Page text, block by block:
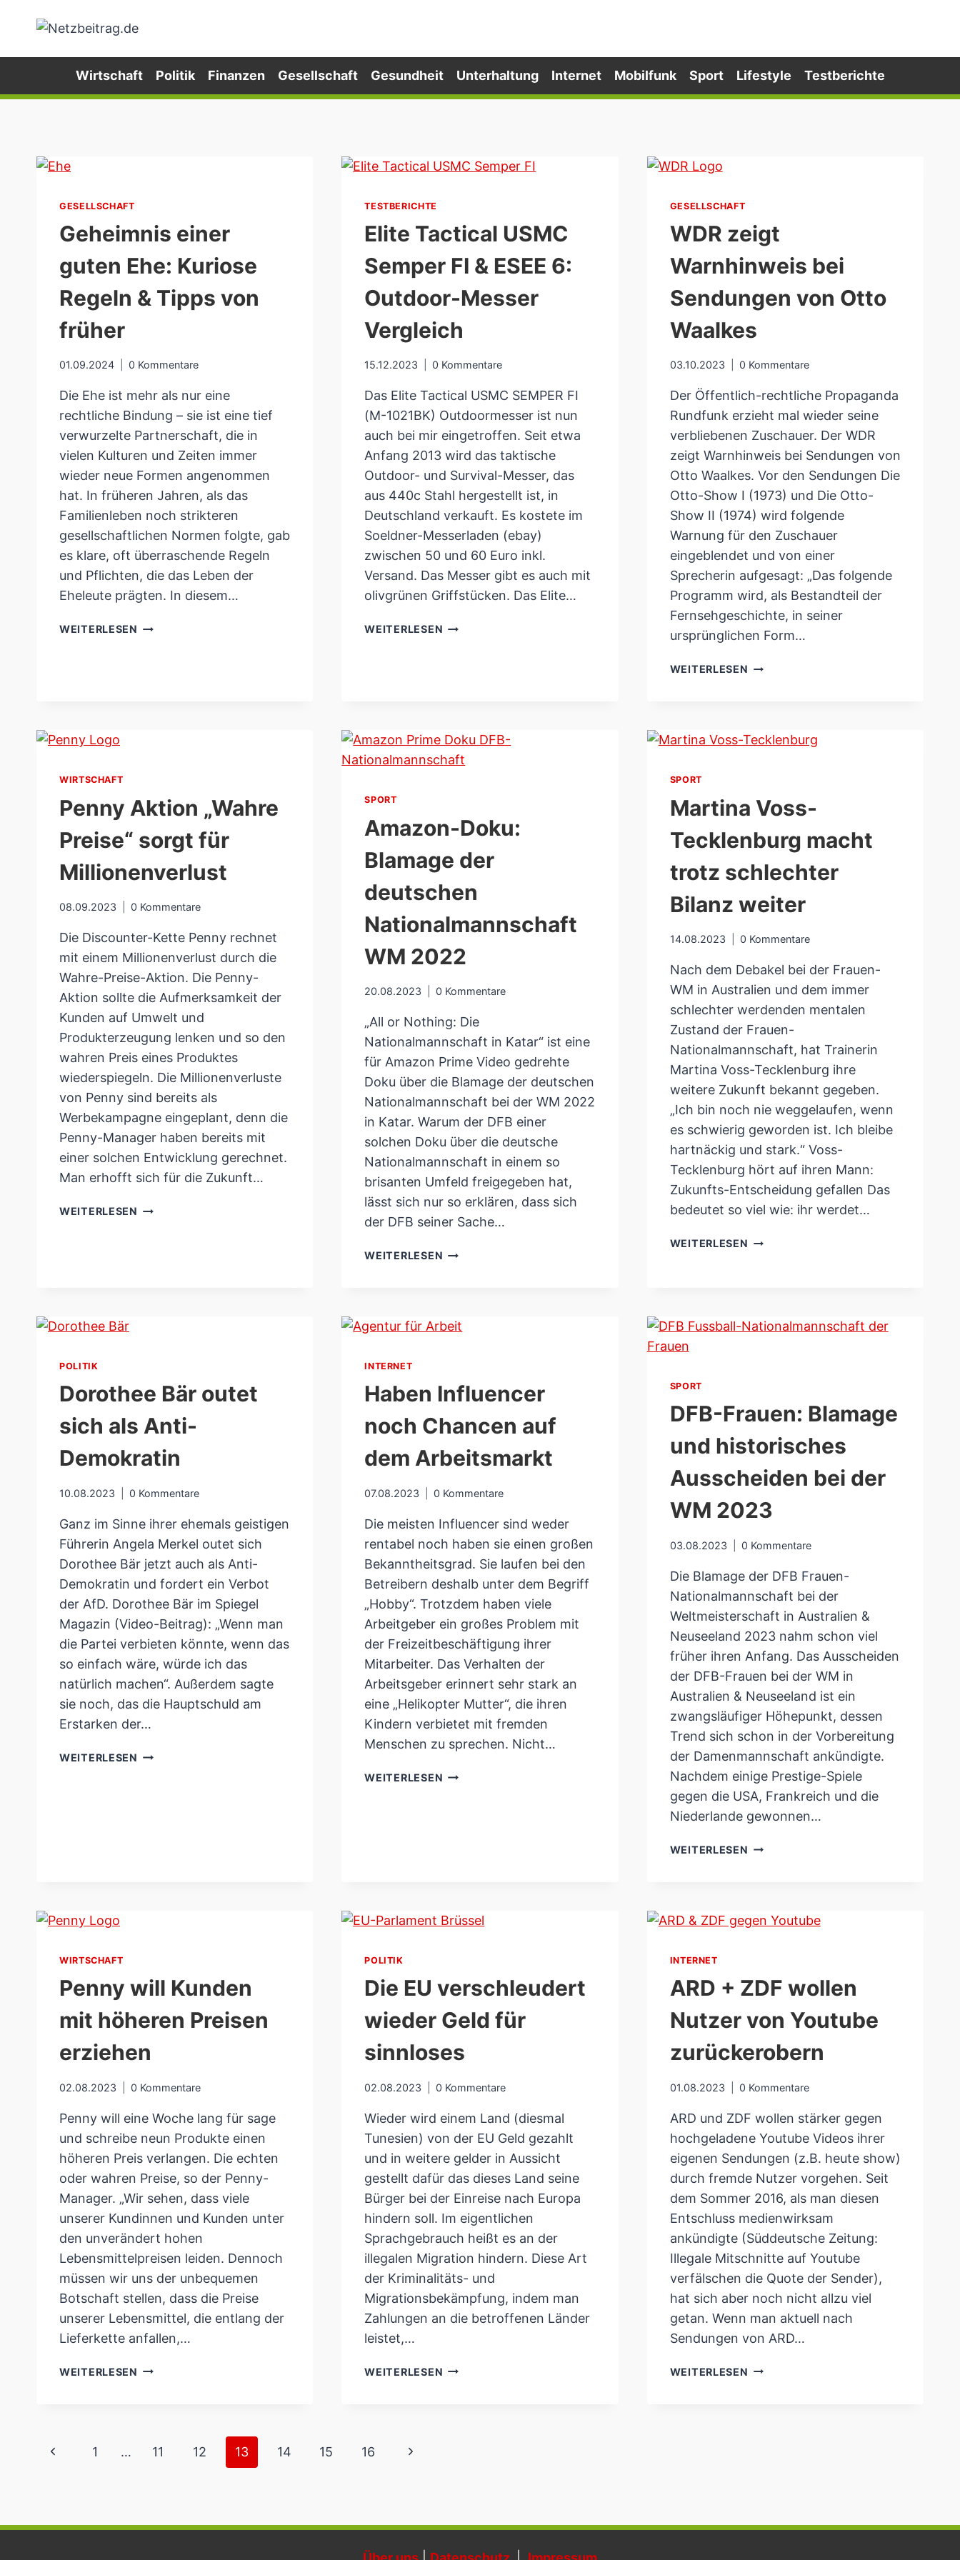
Wirtschaft
Politik Finanzen Gesellschaft Gesundheit Unterhaltung Internet Mobilfunk Sport Lifestyle Testberichte
GESELLSCHAFT
Geheimnis einer
guten Ehe: Kuriose
Regeln & Tipps von
früher
01.09.2024 0 Kommentare
Die Ehe ist mehr als nur eine
rechtliche Bindung – sie ist eine tief
verwurzelte Partnerschaft, die in
vielen Kulturen und Zeiten immer
wieder neue Formen angenommen
hat. In früheren Jahren, als das
Familienleben noch strikteren
gesellschaftlichen Normen folgte, gab
es klare, oft überraschende Regeln
und Pflichten, die das Leben der
Eheleute prägten. In diesem…
WEITERLESEN GEHEIMNIS
TESTBERICHTE
Elite Tactical USMC
Semper FI & ESEE 6:
Outdoor-Messer
Vergleich
15.12.2023 0 Kommentare
Das Elite Tactical USMC SEMPER FI
(M-1021BK) Outdoormesser ist nun
auch bei mir eingetroffen. Seit etwa
Anfang 2013 wird das taktische
Outdoor- und Survival-Messer, das
aus 440c Stahl hergestellt ist, in
Deutschland verkauft. Es kostete im
Soeldner-Messerladen (ebay)
zwischen 50 und 60 Euro inkl.
Versand. Das Messer gibt es auch mit
olivgrünen Griffstücken. Das Elite…
WEITERLESEN ELITE
6:
OUTDOOR-
GESELLSCHAFT
WDR zeigt
Warnhinweis bei
Sendungen von Otto
Waalkes
03.10.2023 0 Kommentare
Der Öffentlich-rechtliche Propaganda
Rundfunk erzieht mal wieder seine
verbliebenen Zuschauer. Der WDR
zeigt Warnhinweis bei Sendungen von
Otto Waalkes. Vor den Sendungen Die
Otto-Show I (1973) und Die Otto-
Show II (1974) wird folgende
Warnung für den Zuschauer
eingeblendet und von einer
Sprecherin aufgesagt: „Das folgende
Programm wird, als Bestandteil der
Fernsehgeschichte, in seiner
ursprünglichen Form…
WEITERLESEN WDR
SENDUNGEN
VON
WIRTSCHAFT
Penny Aktion „Wahre
Preise“ sorgt für
Millionenverlust
08.09.2023 0 Kommentare
Die Discounter-Kette Penny rechnet
mit einem Millionenverlust durch die
Wahre-Preise-Aktion. Die Penny-
Aktion sollte die Aufmerksamkeit der
Kunden auf Umwelt und
Produkterzeugung lenken und so den
wahren Preis eines Produktes
wiederspiegeln. Die Millionenverluste
von Penny sind bereits als
Werbekampagne eingeplant, denn die
Penny-Manager haben bereits mit
einer solchen Entwicklung gerechnet.
Man erhofft sich für die Zukunft…
WEITERLESEN PENNY
SPORT
Amazon-Doku:
Blamage der
deutschen
Nationalmannschaft
WM 2022
20.08.2023 0 Kommentare
„All or Nothing: Die
Nationalmannschaft in Katar“ ist eine
für Amazon Prime Video gedrehte
Doku über die Blamage der deutschen
Nationalmannschaft bei der WM 2022
in Katar. Warum der DFB einer
solchen Doku über die deutsche
Nationalmannschaft in einem so
brisanten Umfeld freigegeben hat,
lässt sich nur so erklären, dass sich
der DFB seiner Sache…
WEITERLESEN AMAZON-
DEUTSCHEN
NATIONALMANNSCHAFT
SPORT
Martina Voss-
Tecklenburg macht
trotz schlechter
Bilanz weiter
14.08.2023 0 Kommentare
Nach dem Debakel bei der Frauen-
WM in Australien und dem immer
schlechter werdenden mentalen
Zustand der Frauen-
Nationalmannschaft, hat Trainerin
Martina Voss-Tecklenburg ihre
weitere Zukunft bekannt gegeben.
„Ich bin noch nie weggelaufen, wenn
es schwierig geworden ist. Ich bleibe
hartnäckig und stark.“ Voss-
Tecklenburg hört auf ihren Mann:
Zukunfts-Entscheidung gefallen Das
bedeutet so viel wie: ihr werdet…
WEITERLESEN MARTINA
SCHLECHTER
POLITIK
Dorothee Bär outet
sich als Anti-
Demokratin
10.08.2023 0 Kommentare
Ganz im Sinne ihrer ehemals geistigen
Führerin Angela Merkel outet sich
Dorothee Bär jetzt auch als Anti-
Demokratin und fordert ein Verbot
der AfD. Dorothee Bär im Spiegel
Magazin (Video-Beitrag): „Wenn man
die Partei verbieten könnte, wenn das
so einfach wäre, würde ich das
natürlich machen“. Außerdem sagte
sie noch, das die Hauptschuld am
Erstarken der…
WEITERLESEN DOROTHEE
INTERNET
Haben Influencer
noch Chancen auf
dem Arbeitsmarkt
07.08.2023 0 Kommentare
Die meisten Influencer sind weder
rentabel noch haben sie einen großen
Bekanntheitsgrad. Sie laufen bei den
Betreibern deshalb unter dem Begriff
„Hobby“. Trotzdem haben viele
Arbeitgeber ein großes Problem mit
der Freizeitbeschäftigung ihrer
Mitarbeiter. Das Verhalten der
Arbeitsgeber erinnert sehr stark an
eine „Helikopter Mutter“, die ihren
Kindern verbietet mit fremden
Menschen zu sprechen. Nicht…
WEITERLESEN HABEN
SPORT
DFB-Frauen: Blamage
und historisches
Ausscheiden bei der
WM 2023
03.08.2023 0 Kommentare
Die Blamage der DFB Frauen-
Nationalmannschaft bei der
Weltmeisterschaft in Australien &
Neuseeland 2023 nahm schon viel
früher ihren Anfang. Das Ausscheiden
der DFB-Frauen bei der WM in
Australien & Neuseeland ist ein
zwangsläufiger Höhepunkt, dessen
Trend sich schon in der Vorbereitung
der Damenmannschaft ankündigte.
Nachdem einige Prestige-Spiele
gegen die USA, Frankreich und die
Niederlande gewonnen…
WEITERLESEN DFB-
AUSSCHEIDEN
WM
2023
WIRTSCHAFT
Penny will Kunden
mit höheren Preisen
erziehen
02.08.2023 0 Kommentare
Penny will eine Woche lang für sage
und schreibe neun Produkte einen
höheren Preis verlangen. Die echten
oder wahren Preise, so der Penny-
Manager. „Wir sehen, dass viele
unserer Kundinnen und Kunden unter
den unverändert hohen
Lebensmittelpreisen leiden. Dennoch
müssen wir uns der unbequemen
Botschaft stellen, dass die Preise
unserer Lebensmittel, die entlang der
Lieferkette anfallen,…
WEITERLESEN PENNY
PREISEN
POLITIK
Die EU verschleudert
wieder Geld für
sinnloses
02.08.2023 0 Kommentare
Wieder wird einem Land (diesmal
Tunesien) von der EU Geld gezahlt
und in weitere gelder in Aussicht
gestellt dafür das dieses Land seine
Bürger bei der Einreise nach Europa
hindern soll. Im eigentlichen
Sprachgebrauch heißt es an der
illegalen Migration hindern. Diese Art
der Kriminalitäts- und
Migrationsbekämpfung, indem man
Zahlungen an die betroffenen Länder
leistet,…
WEITERLESEN DIE
INTERNET
ARD + ZDF wollen
Nutzer von Youtube
zurückerobern
01.08.2023 0 Kommentare
ARD und ZDF wollen stärker gegen
hochgeladene Youtube Videos ihrer
eigenen Sendungen (z.B. heute show)
durch fremde Nutzer vorgehen. Seit
dem Sommer 2016, als man diesen
Entschluss medienwirksam
ankündigte (Süddeutsche Zeitung:
Illegale Mitschnitte auf Youtube
verfälschen die Quote der Sender),
hat sich aber noch nicht allzu viel
getan. Wenn man aktuell nach
Sendungen von ARD…
WEITERLESEN ARD
Seitennavigation
Vorherige
1 … 11 12 13 14 15 16
Nächste